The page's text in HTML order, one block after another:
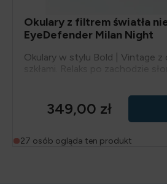
Okulary z filtrem światła
EyeDefender Milan Night
Okulary w stylu Bold | Vintage z
349,00 zł
27 osób ogląda ten produkt